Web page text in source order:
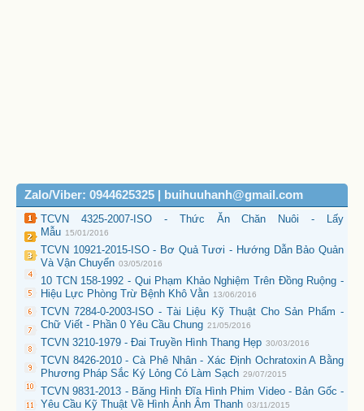
Zalo/Viber: 0944625325 | buihuuhanh@gmail.com
TCVN 4325-2007-ISO - Thức Ăn Chăn Nuôi - Lấy
Mẫu 15/01/2016
TCVN 10921-2015-ISO - Bơ Quả Tươi - Hướng Dẫn Bảo Quản
Và Vận Chuyển 03/05/2016
10 TCN 158-1992 - Qui Phạm Khảo Nghiệm Trên Đồng Ruộng -
Hiệu Lực Phòng Trừ Bệnh Khô Vằn 13/06/2016
TCVN 7284-0-2003-ISO - Tài Liệu Kỹ Thuật Cho Sản Phẩm -
Chữ Viết - Phần 0 Yêu Cầu Chung 21/05/2016
TCVN 3210-1979 - Đai Truyền Hình Thang Hẹp 30/03/2016
TCVN 8426-2010 - Cà Phê Nhân - Xác Định Ochratoxin A Bằng
Phương Pháp Sắc Ký Lỏng Có Làm Sạch 29/07/2015
TCVN 9831-2013 - Băng Hình Đĩa Hình Phim Video - Bản Gốc -
Yêu Cầu Kỹ Thuật Về Hình Ảnh Âm Thanh 03/11/2015